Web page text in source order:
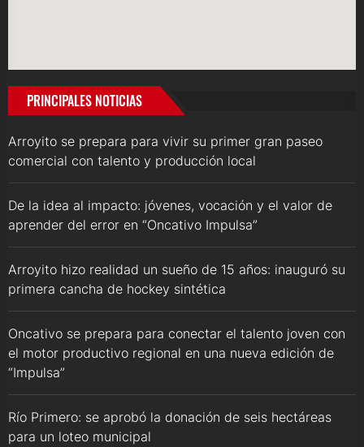
PRINCIPALES NOTICIAS
Arroyito se prepara para vivir su primer gran paseo
comercial con talento y producción local
De la idea al impacto: jóvenes, vocación y el valor de
aprender del error en “Oncativo Impulsa”
Arroyito hizo realidad un sueño de 15 años: inauguró su
primera cancha de hockey sintética
Oncativo se prepara para conectar el talento joven con
el motor productivo regional en una nueva edición de
“Impulsa”
Río Primero: se aprobó la donación de seis hectáreas
para un loteo municipal